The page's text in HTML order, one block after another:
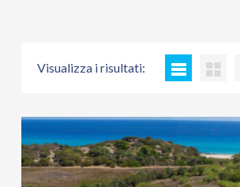
Visualizza i risultati: